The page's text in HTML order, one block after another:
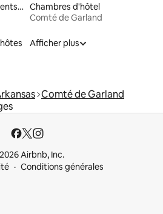
Résidences d'appartements en location Chambres d'hôtel
Comté de Garland
Afficher plus
Comté de Garland
Airbnb, Inc.
Conditions générales